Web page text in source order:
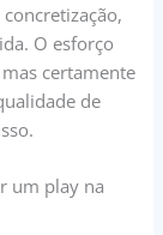
O esforço
certamente
de
um play na